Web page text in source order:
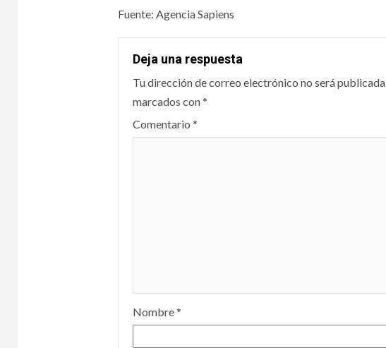
Fuente: Agencia Sapiens
Deja una respuesta
Tu dirección de correo electrónico no será publicada.
marcados con*
Comentario *
Nombre*